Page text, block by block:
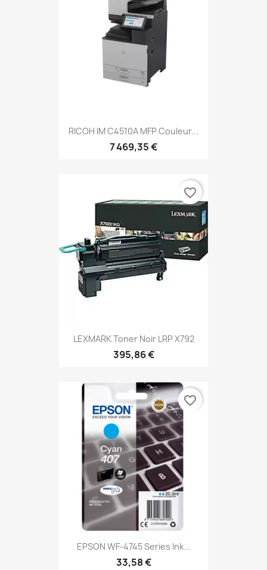
RICOH IM C4510A MFP Couleur...
7 469,35 €
LEXMARK Toner Noir LRP X792
395,86 €
favorite_border
EPSON WF-4745 Series Ink...
33,58 €
favorite_border